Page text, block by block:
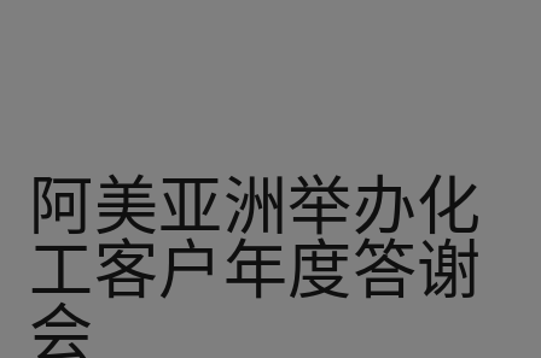
阿美亚洲举办化
工客户年度答谢
会